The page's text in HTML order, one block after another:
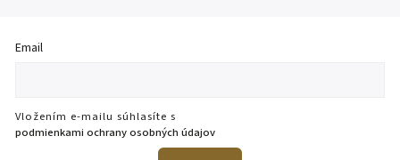
Email
Vložením e-mailu súhlasíte s
podmienkami ochrany osobných údajov